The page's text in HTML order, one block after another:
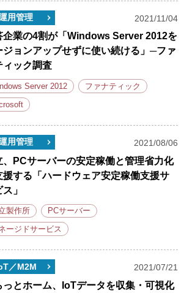
用管理 2021/11/04
企業の4割が「Windows Server 2012を
ジョンアップせずに使い続ける」─ファ
ィック調査
Server 2012 ファナティック
用管理 2021/08/06
、PCサーバーの安定稼働と管理省力化
援する「ハードウェア安定稼働支援サ
」
製作所 PCサーバー
ージドサービス
／M2M 2021/07/21
っとホーム、IoTデータを収集・可視化